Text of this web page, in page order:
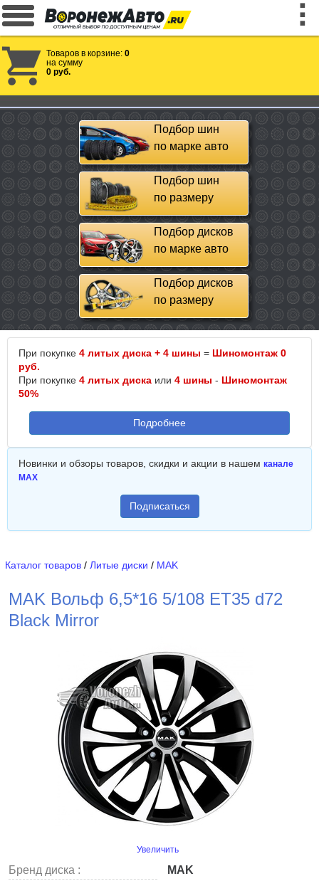
Товаров в корзине: 0
на сумму
0 руб.
Подбор шин
по марке авто
Подбор шин
по размеру
Подбор дисков
по марке авто
Подбор дисков
по размеру
При покупке 4 литых диска + 4 шины = Шиномонтаж 0
руб.
При покупке 4 литых диска или 4 шины - Шиномонтаж
50%
Подробнее
Новинки и обзоры товаров, скидки и акции в нашем канале
MAX
Подписаться
Каталог товаров / Литые диски / MAK
MAK Вольф 6,5*16 5/108 ET35 d72
Black Mirror
Увеличить
Бренд диска :
MAK